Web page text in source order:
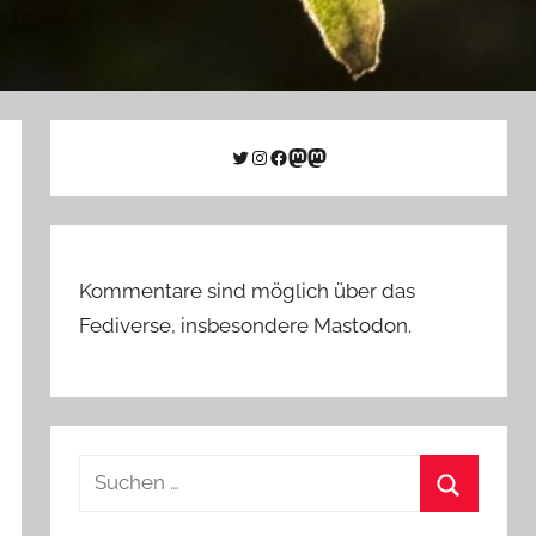
Twitter
Instagram
Facebook
Link zu Mastodon
Mastodon
Kommentare sind möglich über das
Fediverse, insbesondere Mastodon.
Suchen